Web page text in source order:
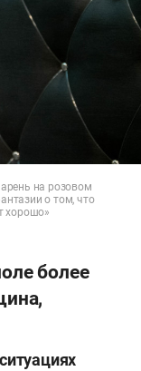
на розовом
о том, что
хорошо»
более